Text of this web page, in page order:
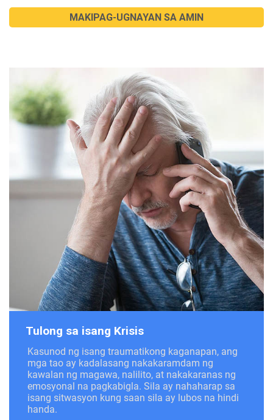
MAKIPAG-UGNAYAN SA AMIN
Tulong sa isang Krisis
Kasunod ng isang traumatikong kaganapan, ang
mga tao ay kadalasang nakakaramdam ng
kawalan ng magawa, nalilito, at nakakaranas ng
emosyonal na pagkabigla. Sila ay nahaharap sa
isang sitwasyon kung saan sila ay lubos na hindi
handa.